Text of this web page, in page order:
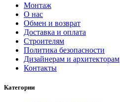
Монтаж
О нас
Обмен и возврат
Доставка и оплата
Строителям
Политика безопасности
Дизайнерам и архитекторам
Контакты
Категории